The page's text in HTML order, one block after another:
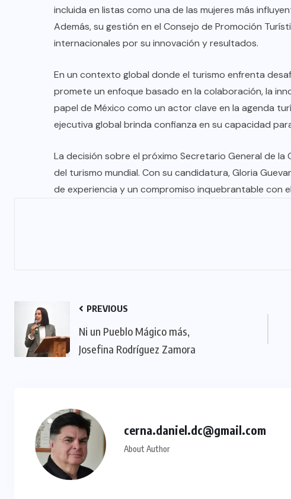
incluida en listas como una de las mujeres más
Además, su gestión en el Consejo de Promoción
internacionales por su innovación y resultados.
En un contexto global donde el turismo enfrenta
promete un enfoque basado en la colaboración, la
papel de México como un actor clave en la agenda
ejecutiva global brinda confianza en su capacidad
La decisión sobre el próximo Secretario General de
del turismo mundial. Con su candidatura, Gloria
de experiencia y un compromiso inquebrantable con
PREVIOUS
Ni un Pueblo Mágico más,
Josefina Rodríguez Zamora
cerna.daniel.dc@gmail.com
About Author